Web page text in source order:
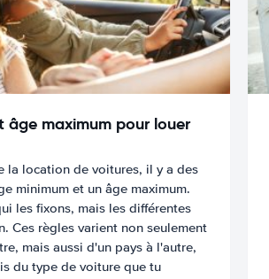
âge maximum pour louer
la location de voitures, il y a des
minimum et un âge maximum.
les fixons, mais les différentes
Ces règles varient non seulement
mais aussi d'un pays à l'autre,
du type de voiture que tu